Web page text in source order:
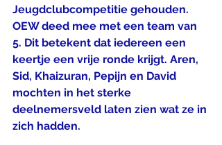
Jeugdclubcompetitie gehouden.
OEW deed mee met een team van
5. Dit betekent dat iedereen een
keertje een vrije ronde krijgt. Aren,
Sid, Khaizuran, Pepijn en David
mochten in het sterke
deelnemersveld laten zien wat ze in
zich hadden.